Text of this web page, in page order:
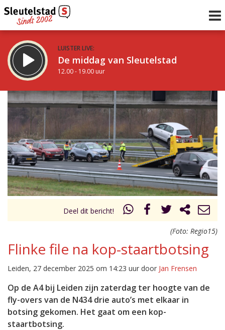
LUISTER LIVE:
De middag van Sleutelstad
12.00 - 19.00 uur
STRAKS:
De avond van Sleutelstad
19.00 - 22.00 uur
Vorig uur
uur 1 van 0 Volgend uur
Inklappen
Deel dit bericht!
(Foto: Regio15)
Flinke file na kop-staartbotsing
Leiden, 27 december 2025 om 14:23 uur door Jan Frensen
Op de A4 bij Leiden zijn zaterdag ter hoogte van de
fly-overs van de N434 drie auto’s met elkaar in
botsing gekomen. Het gaat om een kop-
staartbotsing.